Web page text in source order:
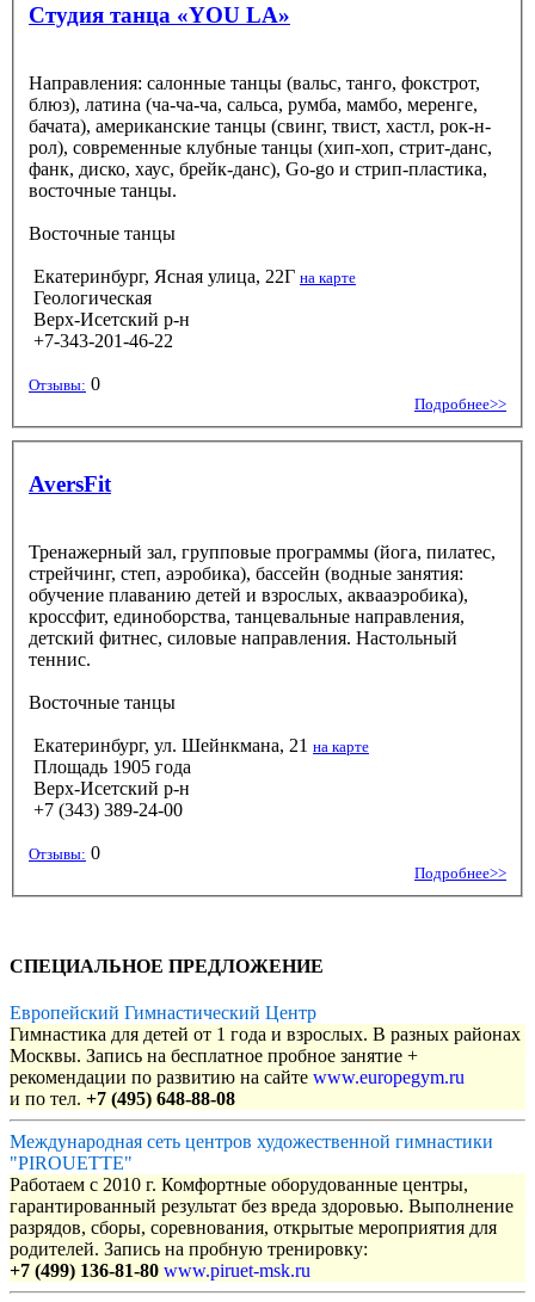
Студия танца «YOU LA»
Направления: салонные танцы (вальс, танго, фокстрот,
блюз), латина (ча-ча-ча, сальса, румба, мамбо, меренге,
бачата), американские танцы (свинг, твист, хастл, рок-н-
рол), современные клубные танцы (хип-хоп, стрит-данс,
фанк, диско, хаус, брейк-данс), Go-go и стрип-пластика,
восточные танцы.
Восточные танцы
Екатеринбург, Ясная улица, 22Г на карте
Геологическая
Верх-Исетский р-н
+7-343-201-46-22
Отзывы: 0
Подробнее>>
AversFit
Тренажерный зал, групповые программы (йога, пилатес,
стрейчинг, степ, аэробика), бассейн (водные занятия:
обучение плаванию детей и взрослых, аквааэробика),
кроссфит, единоборства, танцевальные направления,
детский фитнес, силовые направления. Настольный
теннис.
Восточные танцы
Екатеринбург, ул. Шейнкмана, 21 на карте
Площадь 1905 года
Верх-Исетский р-н
+7 (343) 389-24-00
Отзывы: 0
Подробнее>>
СПЕЦИАЛЬНОЕ ПРЕДЛОЖЕНИЕ
Европейский Гимнастический Центр
Гимнастика для детей от 1 года и взрослых. В разных районах
Москвы. Запись на бесплатное пробное занятие +
рекомендации по развитию на сайте www.europegym.ru
и по тел. +7 (495) 648-88-08
Международная сеть центров художественной гимнастики
"PIROUETTE"
Работаем с 2010 г. Комфортные оборудованные центры,
гарантированный результат без вреда здоровью. Выполнение
разрядов, сборы, соревнования, открытые мероприятия для
родителей. Запись на пробную тренировку:
+7 (499) 136-81-80 www.piruet-msk.ru